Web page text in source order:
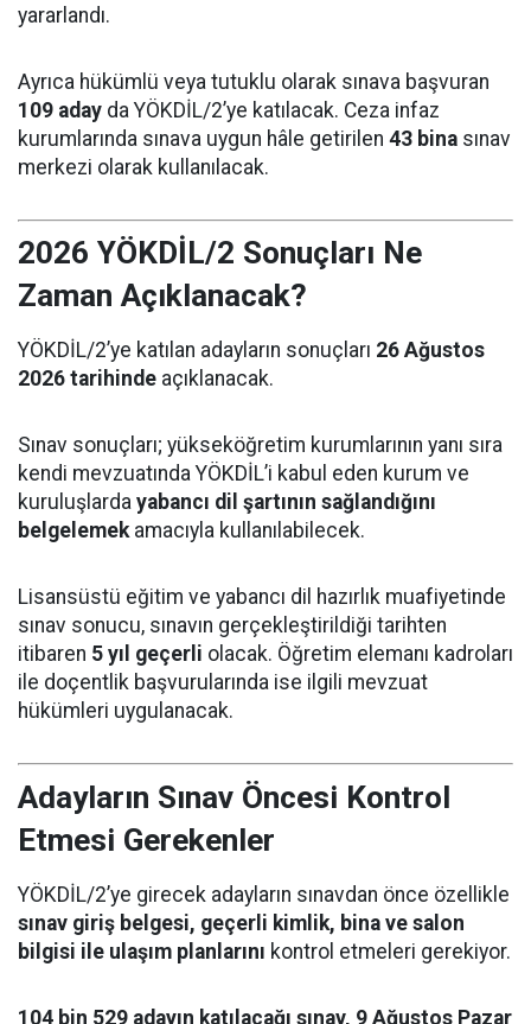
yararlandı.
Ayrıca hükümlü veya tutuklu olarak sınava başvuran
109 aday da YÖKDİL/2’ye katılacak. Ceza infaz
kurumlarında sınava uygun hâle getirilen 43 bina sınav
merkezi olarak kullanılacak.
2026 YÖKDİL/2 Sonuçları Ne
Zaman Açıklanacak?
YÖKDİL/2’ye katılan adayların sonuçları 26 Ağustos
2026 tarihinde açıklanacak.
Sınav sonuçları; yükseköğretim kurumlarının yanı sıra
kendi mevzuatında YÖKDİL’i kabul eden kurum ve
kuruluşlarda yabancı dil şartının sağlandığını
belgelemekamacıyla kullanılabilecek.
Lisansüstü eğitim ve yabancı dil hazırlık muafiyetinde
sınav sonucu, sınavın gerçekleştirildiği tarihten
itibaren 5 yıl geçerli olacak. Öğretim elemanı kadroları
ile doçentlik başvurularında ise ilgili mevzuat
hükümleri uygulanacak.
Adayların Sınav Öncesi Kontrol
Etmesi Gerekenler
YÖKDİL/2’ye girecek adayların sınavdan önce özellikle
sınav giriş belgesi, geçerli kimlik, bina ve salon
bilgisi ile ulaşım planlarını kontrol etmeleri gerekiyor.
104 bin 529 adayın katılacağı sınav, 9 Ağustos Pazar